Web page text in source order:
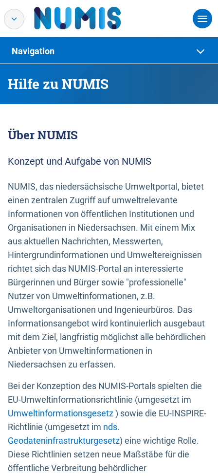
Hilfe zu NUMIS
Navigation
Über NUMIS
Konzept und Aufgabe von NUMIS
NUMIS, das niedersächsische Umweltportal, bietet
einen zentralen Zugriff auf umweltrelevante
Informationen von öffentlichen Institutionen und
Organisationen in Niedersachsen. Mit einem Mix
aus aktuellen Nachrichten, Messwerten,
Hintergrundinformationen und Umweltereignissen
richtet sich das NUMIS-Portal an interessierte
Bürgerinnen und Bürger sowie "professionelle"
Nutzer von Umweltinformationen, z.B.
Umweltorganisationen und Ingenieurbüros. Das
Informationsangebot wird kontinuierlich ausgebaut
mit dem Ziel, langfristig möglichst alle behördlichen
Anbieter von Umweltinformationen in
Niedersachsen zu erfassen.
Bei der Konzeption des NUMIS-Portals spielten die
EU-Umweltinformationsrichtlinie (umgesetzt im
Umweltinformationsgesetz) sowie die EU-INSPIRE-
Richtlinie (umgesetzt im nds.
Geodateninfrastrukturgesetz) eine wichtige Rolle.
Diese Richtlinien setzen neue Maßstäbe für die
öffentliche Verbreitung behördlicher